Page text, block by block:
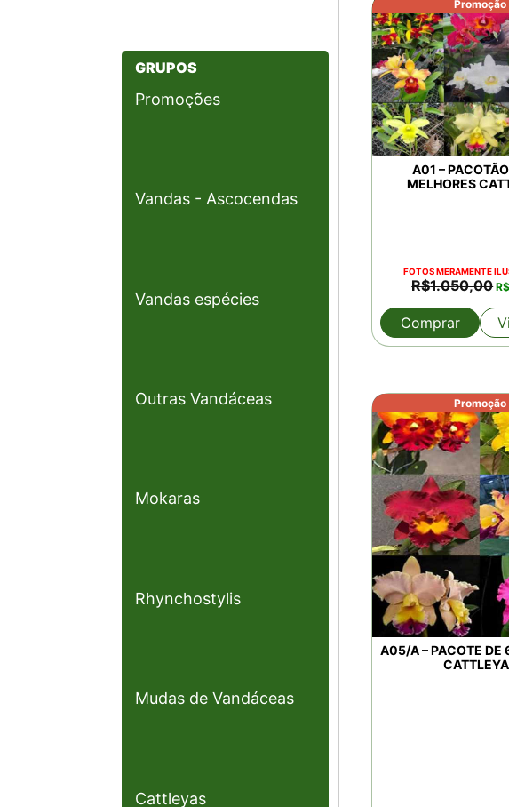
GRUPOS
Promoções
Vandas - Ascocendas
Vandas espécies
Outras Vandáceas
Mokaras
Rhynchostylis
Mudas de Vandáceas
Cattleyas
Promoção
A01 –
MELHORES
FOTOS MERAMENTE
R$1.050,00O
Comprar
Promoção
A05/A – PACOTE DE